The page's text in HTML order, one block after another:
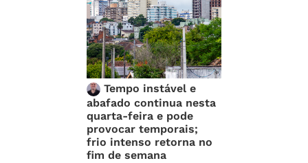
Tempo instável e
abafado continua nesta
quarta-feira e pode
provocar temporais;
frio intenso retorna no
fim de semana